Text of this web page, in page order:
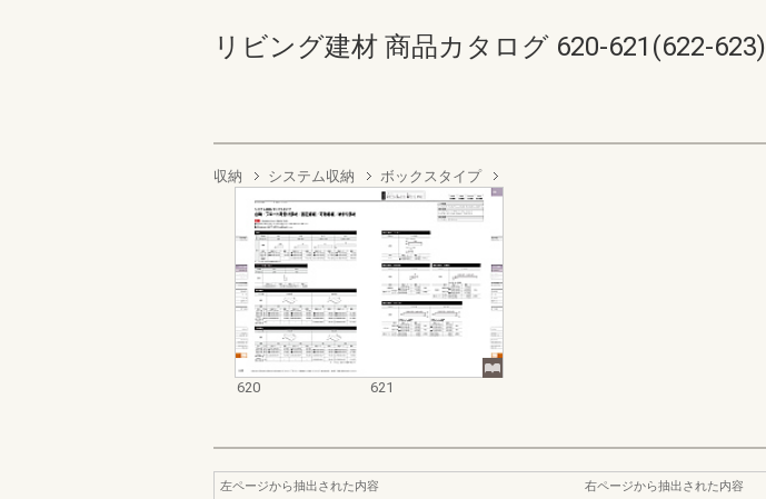
リビング建材 商品カタログ 620-621(622-623)
収納 システム収納 ボックスタイプ
620 621
左ページから抽出された内容
右ページから抽出された内容